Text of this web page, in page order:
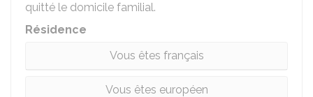
quitté le domicile familial.
Résidence
Vous êtes français
Vous êtes européen